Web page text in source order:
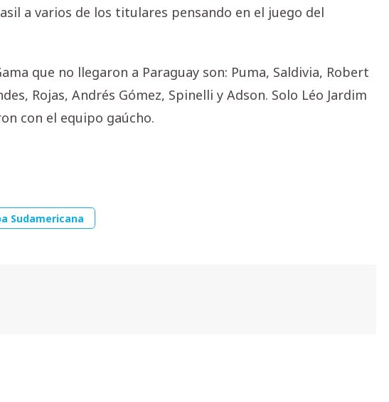
a varios de los titulares pensando en el juego del
que no llegaron a Paraguay son: Puma, Saldivia, Robert
Rojas, Andrés Gómez, Spinelli y Adson. Solo Léo Jardim
con el equipo gaúcho.
Sudamericana